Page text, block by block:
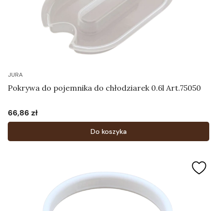
JURA
Pokrywa do pojemnika do chłodziarek 0.6l Art.75050
Cena
66,86 zł
Do koszyka